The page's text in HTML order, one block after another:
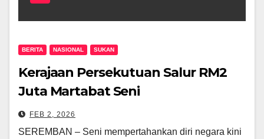
BERITA NASIONAL SUKAN
Kerajaan Persekutuan Salur RM2
Juta Martabat Seni
Mempertahankan Diri, Usaha
Jadikan Silat Aktiviti Kokurikulum
FEB 2, 2026
SEREMBAN – Seni mempertahankan diri negara kini